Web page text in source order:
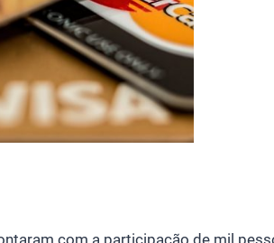
com a participação de mil